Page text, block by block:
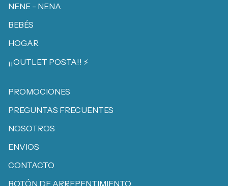
NENE - NENA
BEBÉS
HOGAR
¡¡OUTLET POSTA!! ⚡️
PROMOCIONES
PREGUNTAS FRECUENTES
NOSOTROS
ENVIOS
CONTACTO
BOTÓN DE ARREPENTIMIENTO